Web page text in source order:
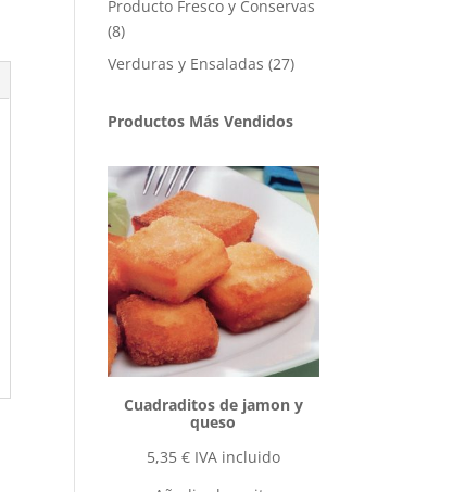
Producto Fresco y Conservas
88
productos
Verduras y Ensaladas 2727
Productos Más Vendidos
Cuadraditos de jamon y
queso
5,35 € IVA incluido